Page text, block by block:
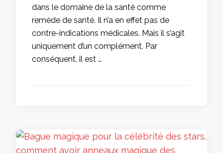
dans le domaine de la santé comme
remède de santé. Il n’a en effet pas de
contre-indications médicales. Mais il s’agit
uniquement d’un complément. Par
conséquent, il est …